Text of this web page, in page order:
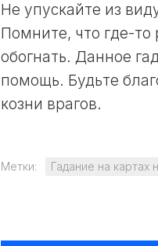
Не упускайте из
Помните, что где-то
обогнать. Данное
помощь. Будьте
козни врагов.
Метки: Гадание на